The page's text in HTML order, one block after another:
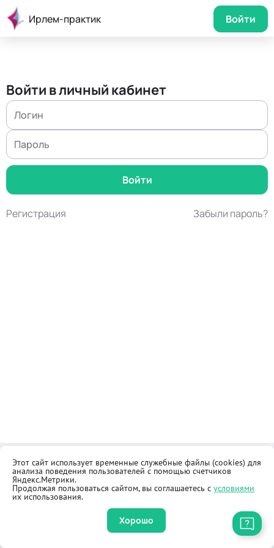
Ирлем-практик Войти
Войти в личный кабинет
Регистрация Забыли пароль?
Контакты
Как купить
Общественная приёмная
Реквизиты
Оферта
Правила продажи товаров
Этот сайт использует временные служебные файлы (cookies) для
анализа поведения пользователей с помощью счетчиков
Яндекс.Метрики.
Продолжая пользоваться сайтом, вы соглашаетесь с условиями
их использования.
Хорошо